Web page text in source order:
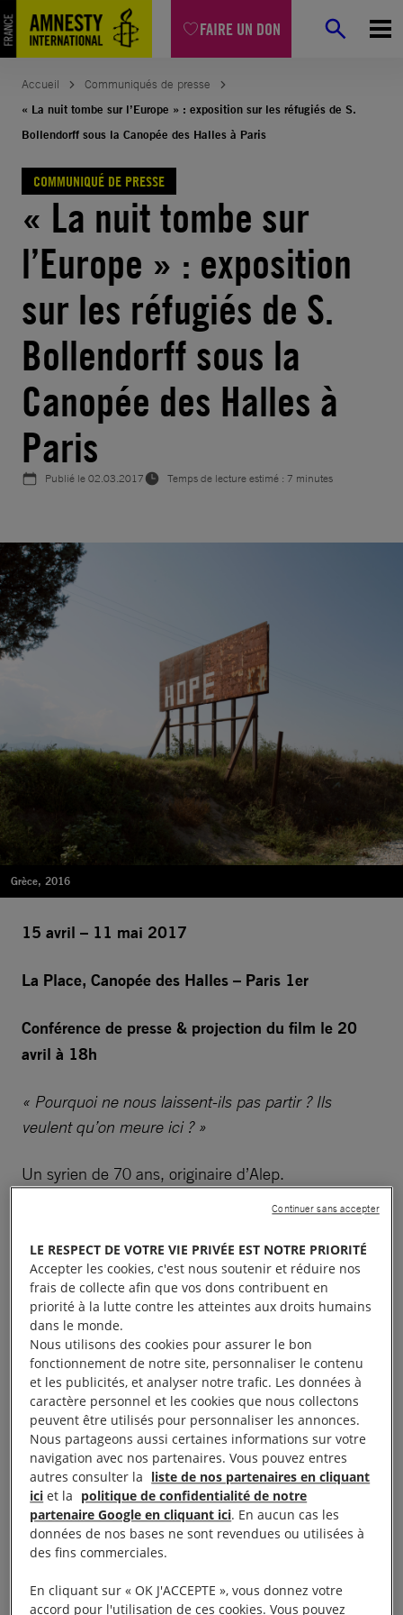
FAIRE UN DON
Aller
au
contenu
Accueil
Communiqués de presse
« La nuit tombe sur l’Europe » : exposition sur les réfugiés de S.
Bollendorff sous la Canopée des Halles à Paris
COMMUNIQUÉ DE PRESSE
« La nuit tombe sur
l’Europe » : exposition
sur les réfugiés de S.
Bollendorff sous la
Canopée des Halles à
Paris
Publié le02.03.2017 Temps de lecture estimé : 7 minutes
Grèce, 2016
15 avril – 11 mai 2017
La Place, Canopée des Halles – Paris 1er
Conférence de presse & projection du film le 20
avril à 18h
« Pourquoi ne nous laissent-ils pas partir ? Ils
veulent qu’on meure ici ? »
Un syrien de 70 ans, originaire d’Alep.
une exposition
photographique et un film de Samuel Bollendorff,
sera présenté sous la Canopée des Halles à Paris
pendant un mois, en accès libre.
Réalisé en collaboration avec Amnesty International
et soutenu par le fonds de dotation agnes b.,La nuit
tombe sur l’Europepropose un regard différent sur
ces parcours de femmes, d’hommes et d’enfants
contraints de prendre la route de l’exil pour fuir les
violences des conflits ou de la persécution.
Un exil qui, étape après étape, les expose à la
violence des passeurs, des forces de l’ordre, aux
forcée… Alors qu’ils cherchent protection et
LE RESPECT DE VOTRE VIE PRIVÉE EST NOTRE PRIORITÉ
Accepter les cookies, c'est nous soutenir et réduire nos
frais de collecte afin que vos dons contribuent en
priorité à la lutte contre les atteintes aux droits humains
dans le monde.
Nous utilisons des cookies pour assurer le bon
fonctionnement de notre site, personnaliser le contenu
et les publicités, et analyser notre trafic. Les données à
caractère personnel et les cookies que nous collectons
peuvent être utilisés pour personnaliser les annonces.
Nous partageons aussi certaines informations sur votre
navigation avec nos partenaires. Vous pouvez entres
autres consulter la liste de nos partenaires en cliquant
ici et la politique de confidentialité de notre
partenaire Google en cliquant ici. En aucun cas les
données de nos bases ne sont revendues ou utilisées à
des fins commerciales.
En cliquant sur « OK J'ACCEPTE », vous donnez votre
accord pour l'utilisation de ces cookies. Vous pouvez
Continuer sans accepter